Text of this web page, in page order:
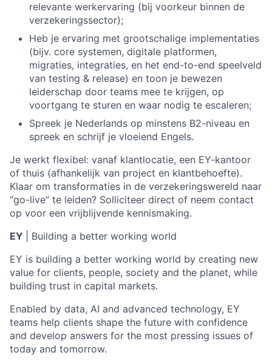
relevante werkervaring (bij voorkeur binnen de
verzekeringssector);
Heb je ervaring met grootschalige implementaties
(bijv. core systemen, digitale platformen,
migraties, integraties, en het end-to-end speelveld
van testing & release) en toon je bewezen
leiderschap door teams mee te krijgen, op
voortgang te sturen en waar nodig te escaleren;
Spreek je Nederlands op minstens B2-niveau en
spreek en schrijf je vloeiend Engels.
Je werkt flexibel: vanaf klantlocatie, een EY-kantoor
of thuis (afhankelijk van project en klantbehoefte).
Klaar om transformaties in de verzekeringswereld naar
“go-live” te leiden? Solliciteer direct of neem contact
op voor een vrijblijvende kennismaking.
EY
| Building a better working world
EY is building a better working world by creating new
value for clients, people, society and the planet, while
building trust in capital markets.
Enabled by data, AI and advanced technology, EY
teams help clients shape the future with confidence
and develop answers for the most pressing issues of
today and tomorrow.